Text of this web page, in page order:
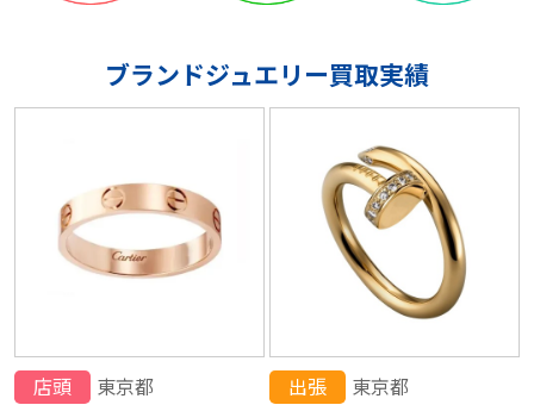
ブランドジュエリー買取実績
店頭 東京都 出張 東京都